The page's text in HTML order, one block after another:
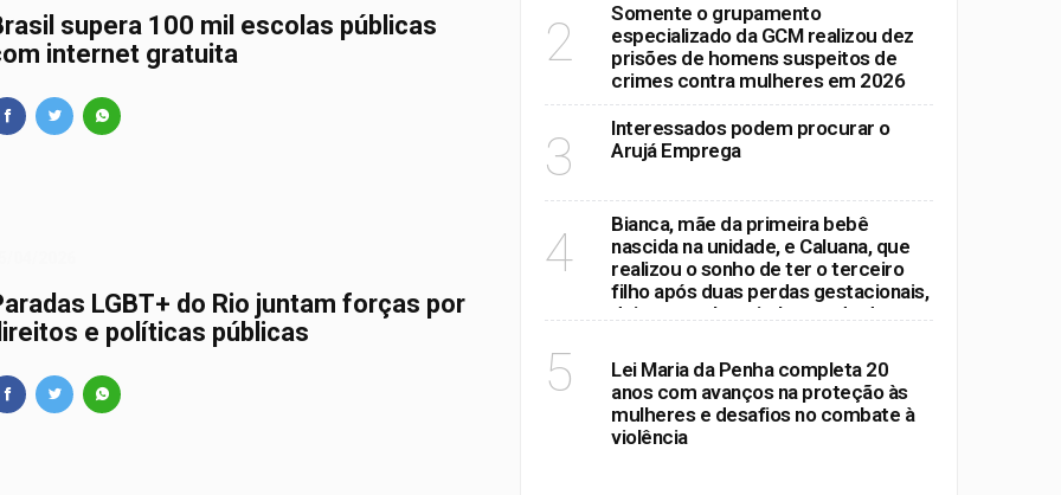
supera 100 mil escolas públicas
internet gratuita
LGBT+ do Rio juntam forças por
e políticas públicas
2
Somente o grupamento
especializado da GCM realizou dez
prisões de homens suspeitos de
crimes contra mulheres em 2026
3
Interessados podem procurar o
Arujá Emprega
4
Bianca, mãe da primeira bebê
nascida na unidade, e Caluana, que
realizou o sonho de ter o terceiro
filho após duas perdas gestacionais,
deixaram o hospital na tarde desta
5
Lei Maria da Penha completa 20
anos com avanços na proteção às
mulheres e desafios no combate à
violência